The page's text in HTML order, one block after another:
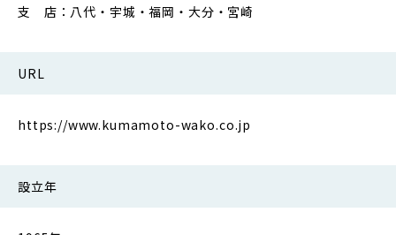
支 店：八代・宇城・福岡・大分・宮崎
URL
https://www.kumamoto-wako.co.jp
設立年